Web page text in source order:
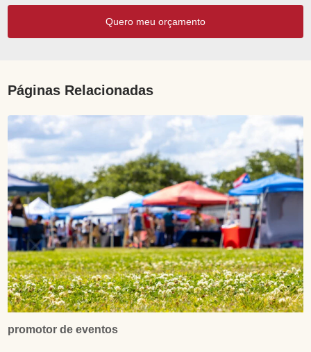
Quero meu orçamento
Páginas Relacionadas
promotor de eventos